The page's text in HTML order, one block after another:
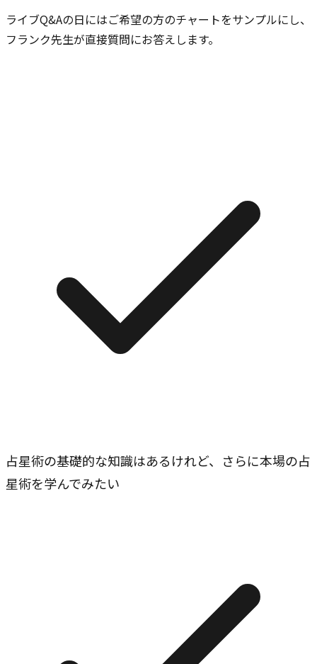
ライブQ&Aの日にはご希望の方のチャートをサンプルにし、
フランク先生が直接質問にお答えします。
占星術の基礎的な知識はあるけれど、さらに本場の占
星術を学んでみたい